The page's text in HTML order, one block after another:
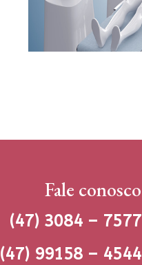
Fale conosco
(47) 3084 – 7577
(47) 99158 – 4544